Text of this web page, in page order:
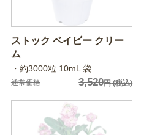
ストック ベイビー クリー
ム
・約3000粒 10mL 袋
通常価格 3,520円(税込)